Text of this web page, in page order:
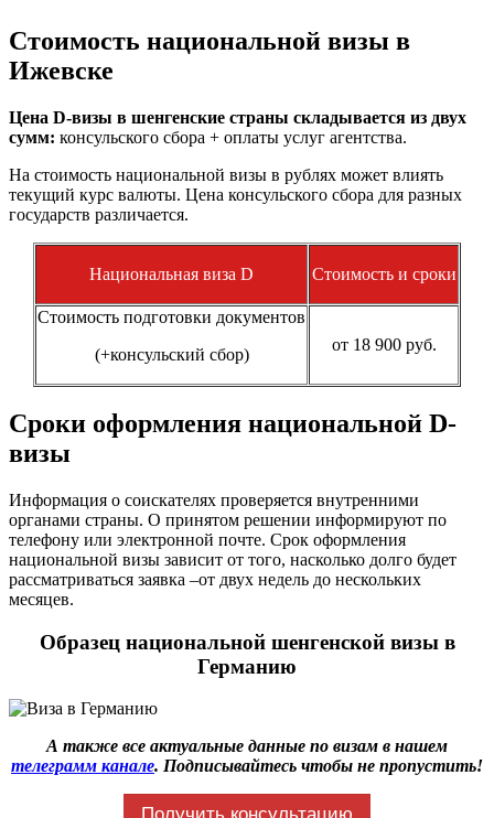
Стоимость национальной визы в
Ижевске
Цена D-визы в шенгенские страны складывается из двух
сумм: консульского сбора + оплаты услуг агентства.
На стоимость национальной визы в рублях может влиять
текущий курс валюты. Цена консульского сбора для разных
государств различается.
Национальная виза D Стоимость и сроки
Стоимость подготовки документов
(+консульский сбор)
от 18 900 руб.
Сроки оформления национальной D-
визы
Информация о соискателях проверяется внутренними
органами страны. О принятом решении информируют по
телефону или электронной почте. Срок оформления
национальной визы зависит от того, насколько долго будет
рассматриваться заявка –от двух недель до нескольких
месяцев.
Образец национальной шенгенской визы в
Германию
А также все актуальные данные по визам в нашем
телеграмм канале. Подписывайтесь чтобы не пропустить!